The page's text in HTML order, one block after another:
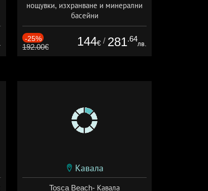
нощувки, изхранване и минерални
басейни
Дата: 01.07 - 30.09 + полупансион
-25%
192.00€ 144€ / 281.64
лв.
Кавала
Tosca Beach- Кавала